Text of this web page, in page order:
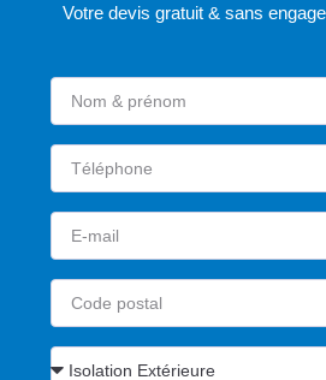
Votre devis gratuit & sans